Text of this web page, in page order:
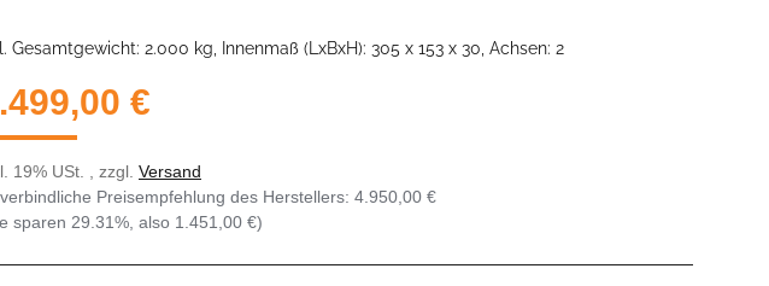
Gesamtgewicht: 2.000 kg, Innenmaß (LxBxH): 305 x 153 x 30, Achsen: 2
€
19% USt. , zzgl. Versand
Preisempfehlung des Herstellers: 4.950,00 €
sparen 29.31% , also 1.451,00 €)